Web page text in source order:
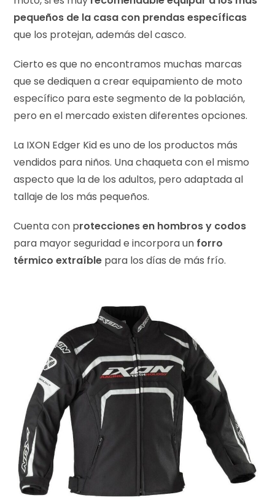
pequeños de la casa con prendas específicas
que los protejan, además del casco.
Cierto es que no encontramos muchas marcas
que se dediquen a crear equipamiento de moto
específico para este segmento de la población,
pero en el mercado existen diferentes opciones.
La IXON Edger Kides uno de los productos más
vendidos para niños. Una chaqueta con el mismo
aspecto que la de los adultos, pero adaptada al
tallaje de los más pequeños.
Cuenta con protecciones en hombros y codos
para mayor seguridad e incorpora un forro
térmico extraíble para los días de más frío.